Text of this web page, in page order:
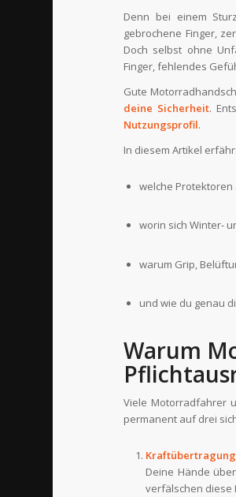
Denn bei einem
gebrochene Finger,
Doch selbst ohne
Finger, fehlendes
Gute
deine Sicherheit.
Nutzungsprofil.
In diesem Artikel
welche Protektoren
worin sich Winter-
warum Grip,
und wie du genau
Warum
Viele Motorradfahrer
permanent auf drei
Kraftübertragung
Deine Hände
verfälschen diese